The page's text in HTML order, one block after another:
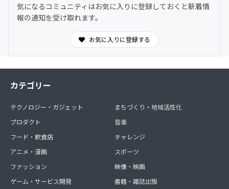
気になるコミュニティはお気に入りに登録しておくと新着情
報の通知を受け取れます。
お気に入りに登録する
カテゴリー
テクノロジー・ガジェット
プロダクト
フード・飲食店
アニメ・漫画
ファッション
ゲーム・サービス開発
まちづくり・地域活性化
音楽
チャレンジ
スポーツ
映像・映画
書籍・雑誌出版